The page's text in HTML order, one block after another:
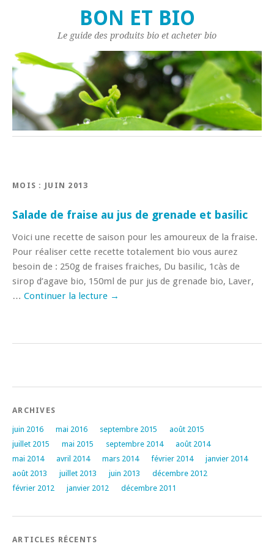
BON ET BIO
Le guide des produits bio et acheter bio
MOIS : JUIN 2013
Salade de fraise au jus de grenade et basilic
Voici une recette de saison pour les amoureux de la fraise.
Pour réaliser cette recette totalement bio vous aurez
besoin de : 250g de fraises fraiches, Du basilic, 1càs de
sirop d’agave bio, 150ml de pur jus de grenade bio, Laver,
… Continuer la lecture →
ARCHIVES
juin 2016 mai 2016 septembre 2015
août 2015
juillet 2015
mai 2015 septembre 2014
août 2014
mai 2014
avril 2014 mars 2014 février 2014
janvier 2014
août 2013
juillet 2013 juin 2013
décembre 2012
février 2012
janvier 2012 décembre 2011
ARTICLES RÉCENTS